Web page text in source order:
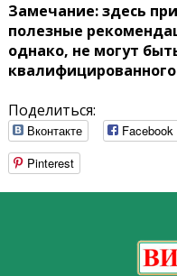
Замечание: здесь
полезные
однако, не могут
Поделиться:
Вконтакте Facebook
Pinterest